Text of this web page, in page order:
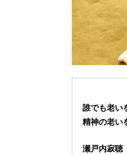
誰でも老い
精神の老い
瀬戸内寂聴